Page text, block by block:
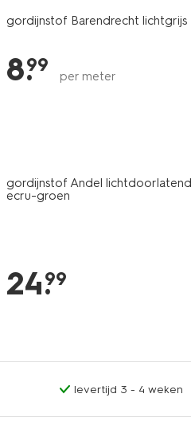
gordijnstof Barendrecht lichtgrijs
8.
99
per meter
gordijnstof Andel
ecru-groen
24.
99
levertijd 3 - 4 weken